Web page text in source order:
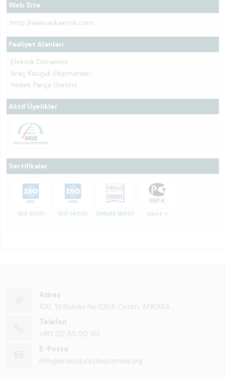
Web Site
http://www.ankaems.com
Faaliyet Alanları
Elektrik Donanımı
Araç Kauçuk Ekipmanları
Yedek Parça Üretimi
Aktif Üyelikler
Sertifikalar
ISO 9001 ISO 14001 OHSAS 18001 Gost-r
Adres
100. Yıl Bulvarı No:101/A Ostim, ANKARA
Telefon
+90 312 85 50 90
E-Posta
info@anadoluraylisistemler.org